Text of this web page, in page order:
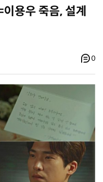
용우 죽음, 설계
0